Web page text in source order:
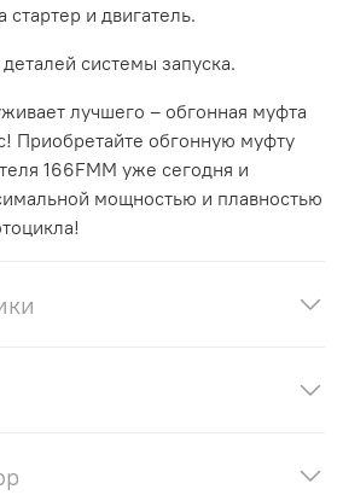
и двигатель.
системы запуска.
лучшего – обгонная муфта
Приобретайте обгонную муфту
166FMM уже сегодня и
мощностью и плавностью